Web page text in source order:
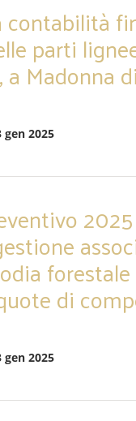
parti
Madonna
gen 2025
di
gen 2025